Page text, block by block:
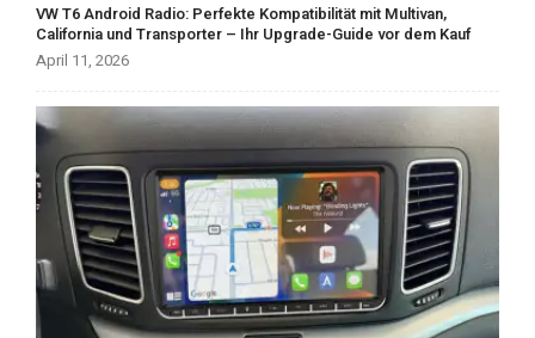
VW T6 Android Radio: Perfekte Kompatibilität mit Multivan,
California und Transporter – Ihr Upgrade-Guide vor dem Kauf
April 11, 2026